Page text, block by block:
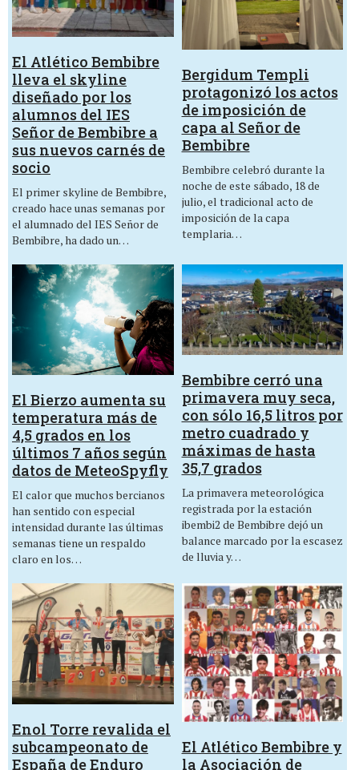
El Atlético Bembibre
lleva el skyline
diseñado por los
alumnos del IES
Señor de Bembibre a
sus nuevos carnés de
socio
El primer skyline de Bembibre,
creado hace unas semanas por
el alumnado del IES Señor de
Bembibre, ha dado un…
Bergidum Templi
protagonizó los actos
de imposición de
capa al Señor de
Bembibre
Bembibre celebró durante la
noche de este sábado, 18 de
julio, el tradicional acto de
imposición de la capa
templaria…
El Bierzo aumenta su
temperatura más de
4,5 grados en los
últimos 7 años según
datos de MeteoSpyfly
El calor que muchos bercianos
han sentido con especial
intensidad durante las últimas
semanas tiene un respaldo
claro en los…
Bembibre cerró una
primavera muy seca,
con sólo 16,5 litros por
metro cuadrado y
máximas de hasta
35,7 grados
La primavera meteorológica
registrada por la estación
ibembi2 de Bembibre dejó un
balance marcado por la escasez
de lluvia y…
Enol Torre revalida el
subcampeonato de
España de Enduro
El Atlético Bembibre y
la Asociación de